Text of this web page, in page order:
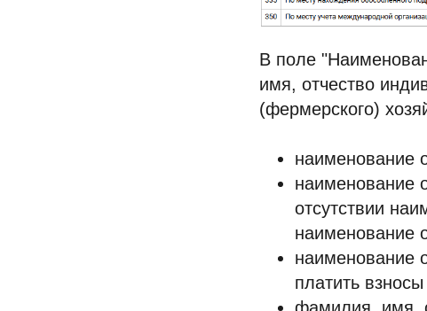
В поле
имя, отчество
(фермерского)
наименование
наименование
отсутствии
наименование
наименование
платить